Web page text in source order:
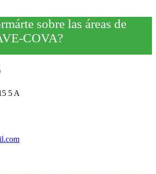
sobre las áreas de
COVA?
5 A